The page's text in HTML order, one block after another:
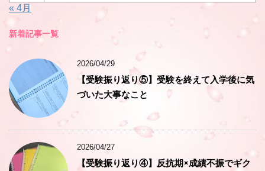
« 4月
新着記事一覧
2026/04/29
【受験振り返り⑤】受験を終えて入学後に気
づいた大事なこと
2026/04/27
【受験振り返り④】反抗期×成績不振でギク